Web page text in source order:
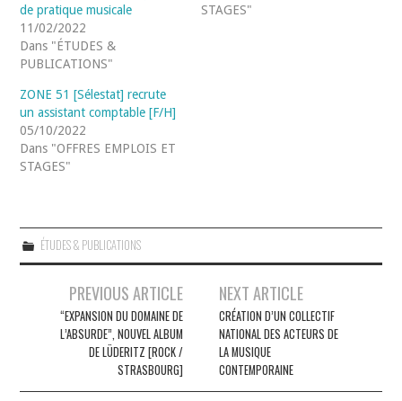
de pratique musicale
11/02/2022
Dans "ÉTUDES &
PUBLICATIONS"
STAGES"
ZONE 51 [Sélestat] recrute
un assistant comptable [F/H]
05/10/2022
Dans "OFFRES EMPLOIS ET
STAGES"
ÉTUDES & PUBLICATIONS
Navigation
articles
PREVIOUS ARTICLE
“EXPANSION DU DOMAINE DE
L’ABSURDE”, NOUVEL ALBUM
DE LÜDERITZ [ROCK /
STRASBOURG]
NEXT ARTICLE
CRÉATION D’UN COLLECTIF
NATIONAL DES ACTEURS DE
LA MUSIQUE
CONTEMPORAINE